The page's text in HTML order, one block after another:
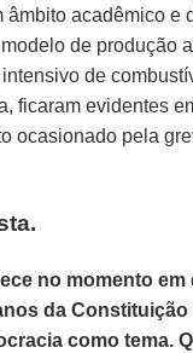
âmbito acadêmico e
de produção
de
ficaram evidentes
ocasionado pela
no momento em
da Constituição
como tema.